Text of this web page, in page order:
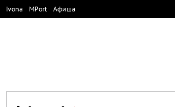
Ivona MPort Афиша